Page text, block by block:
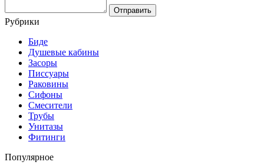
Рубрики
Биде
Душевые кабины
Засоры
Писсуары
Раковины
Сифоны
Смесители
Трубы
Унитазы
Фитинги
Популярное